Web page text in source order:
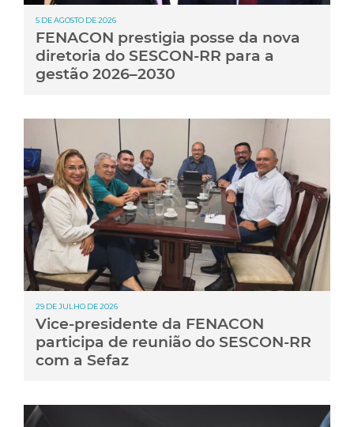
5 DE AGOSTO DE 2026
FENACON prestigia posse da nova
diretoria do SESCON-RR para a
gestão 2026–2030
29 DE JULHO DE 2026
Vice-presidente da FENACON
participa de reunião do SESCON-RR
com a Sefaz